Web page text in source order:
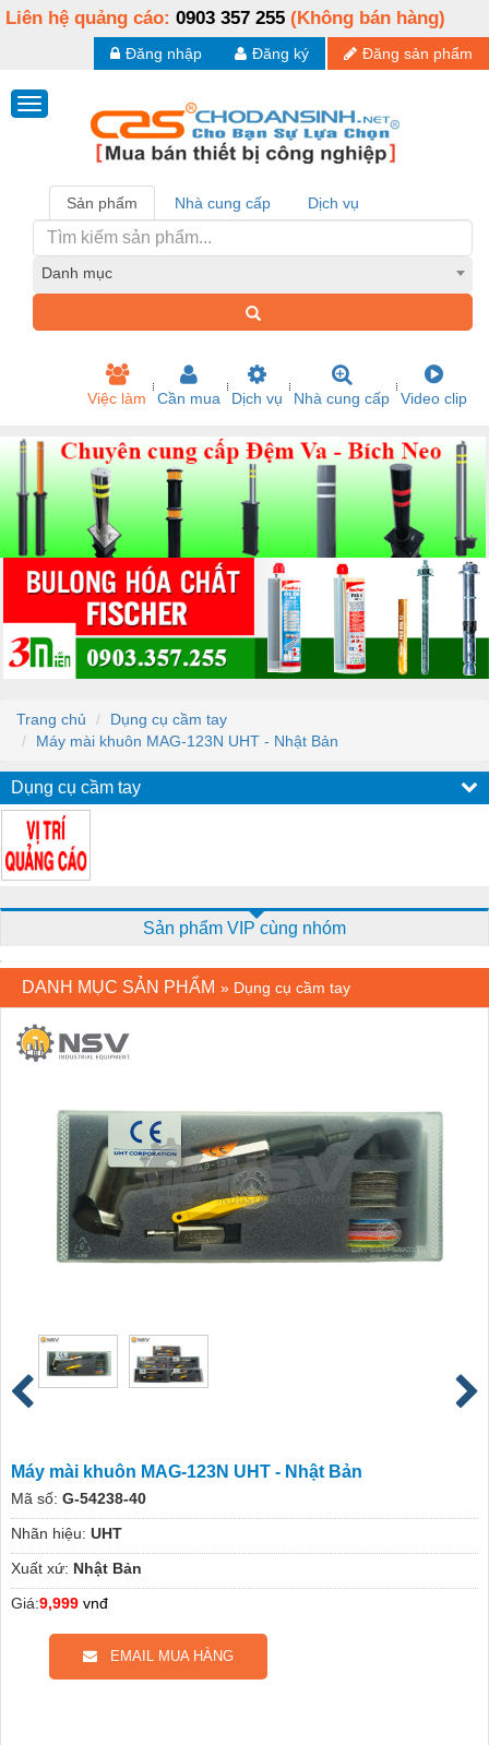
Liên hệ quảng cáo: 0903 357 255 (Không bán hàng)
Đăng sản phẩm
Đăng ký
Đăng nhập
Sản phẩm Nhà cung cấp Dịch vụ
Danh mục
Việc làm Cần mua Dịch vụ Nhà cung cấp Video clip
Trang chủ
Dụng cụ cầm tay
Máy mài khuôn MAG-123N UHT - Nhật Bản
Dụng cụ cầm tay
Sản phẩm VIP cùng nhóm
DANH MỤC SẢN PHẨM » Dụng cụ cầm tay
Máy mài khuôn MAG-123N UHT - Nhật Bản
Mã số: G-54238-40
Nhãn hiệu: UHT
Xuất xứ: Nhật Bản
Giá:9,999 vnđ
EMAIL MUA HÀNG